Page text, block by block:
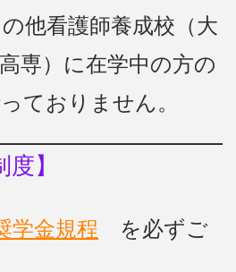
他看護師養成校（大
専）に在学中の方の
ておりません。
】
学金規程 を必ずご